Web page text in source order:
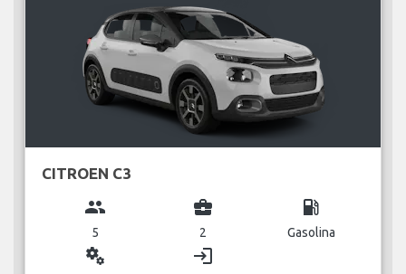
CITROEN C3
group
5
business_center
2
local_gas_station
Gasolina
miscellaneous_services login